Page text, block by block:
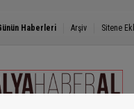
Haberleri Arşiv Sitene